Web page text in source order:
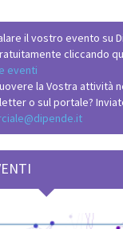
il vostro evento su
cliccando
eventi
la Vostra attività
o sul portale?